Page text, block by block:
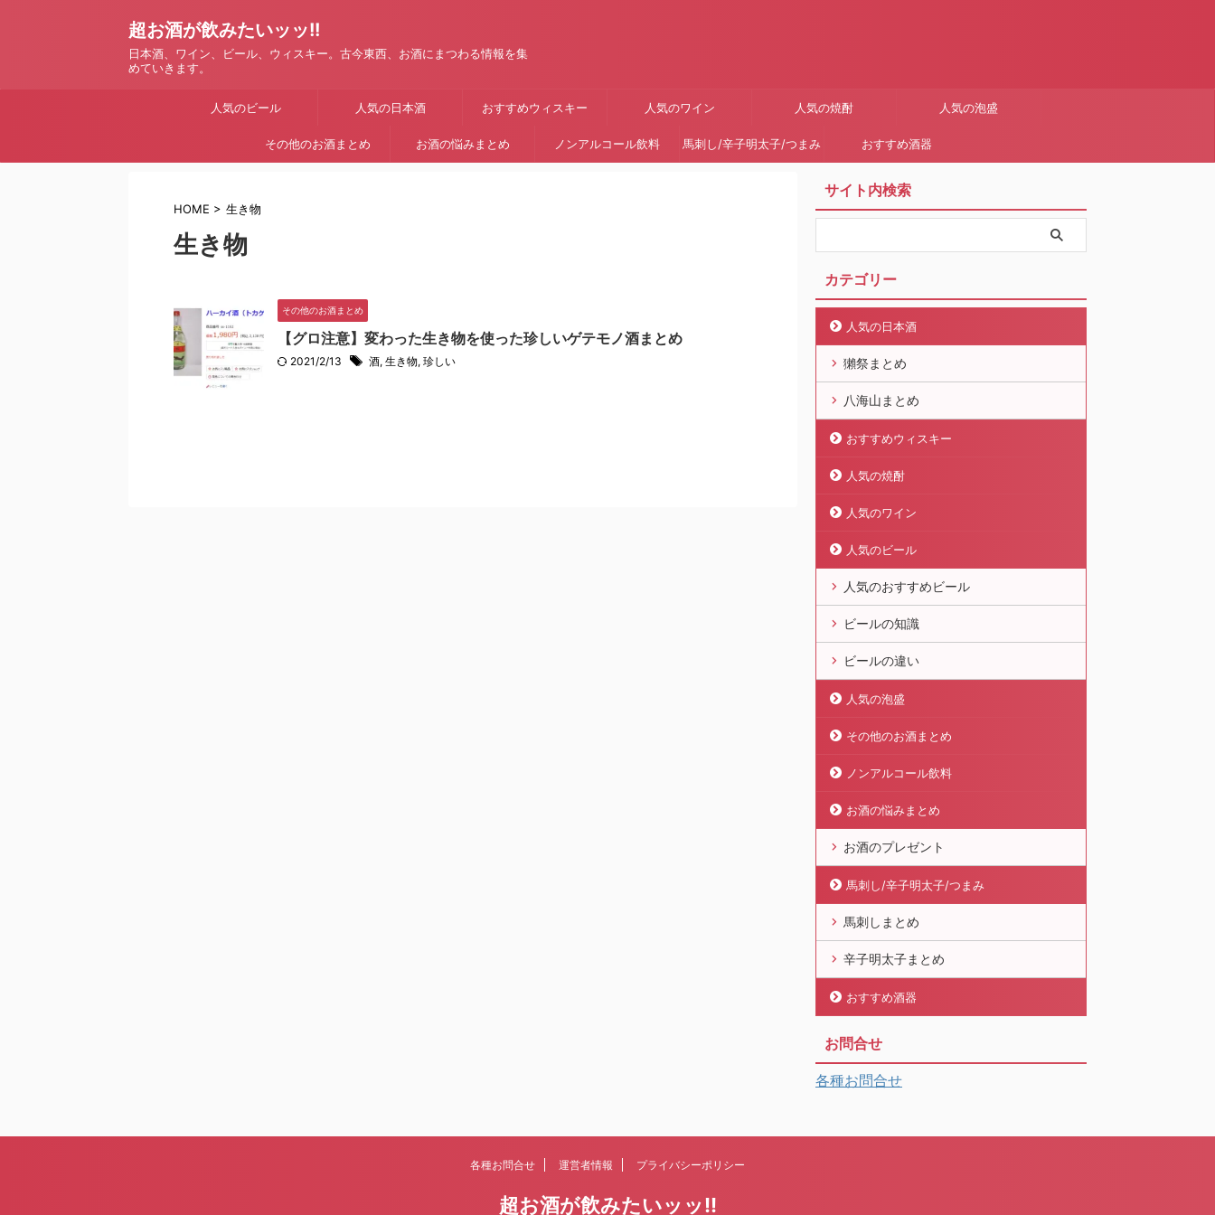
超お酒が飲みたいッッ!!
日本酒、ワイン、ビール、ウィスキー。古今東西、お酒にまつわる情報を集
めていきます。
人気のビール 人気の日本酒 おすすめウィスキー 人気のワイン 人気の焼酎 人気の泡盛
その他のお酒まとめ お酒の悩みまとめ ノンアルコール飲料 馬刺し/辛子明太子/つまみ おすすめ酒器
HOME > 生き物
生き物
その他のお酒まとめ
【グロ注意】変わった生き物を使った珍しいゲテモノ酒まとめ
2021/2/13 酒, 生き物, 珍しい
サイト内検索
カテゴリー
人気の日本酒
獺祭まとめ
八海山まとめ
おすすめウィスキー
人気の焼酎
人気のワイン
人気のビール
人気のおすすめビール
ビールの知識
ビールの違い
人気の泡盛
その他のお酒まとめ
ノンアルコール飲料
お酒の悩みまとめ
お酒のプレゼント
馬刺し/辛子明太子/つまみ
馬刺しまとめ
辛子明太子まとめ
おすすめ酒器
お問合せ
各種お問合せ
各種お問合せ 運営者情報 プライバシーポリシー
超お酒が飲みたいッッ!!